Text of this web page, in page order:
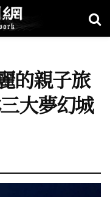
的親子旅
大夢幻城